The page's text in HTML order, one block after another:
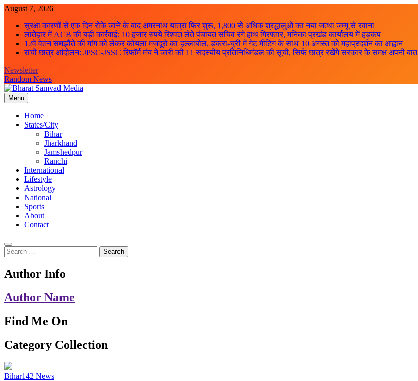
Skip
content
August 7, 2026
सुरक्षा कारणों से एक दिन रोके जाने के बाद अमरनाथ यात्रा फिर शुरू, 1,800 से अधिक श्रद्धालुओं का नया जत्था जम्मू से रवाना
लातेहार में ACB की बड़ी कार्रवाई: 10 हजार रुपये रिश्वत लेते पंचायत सचिव रंगे हाथ गिरफ्तार, मनिका प्रखंड कार्यालय में हड़कंप
12वें वेतन समझौते की मांग को लेकर कोयला मजदूरों का हल्लाबोल, डकरा-चुरी में गेट मीटिंग के साथ 10 अगस्त को महाप्रदर्शन का आह्वान
रांची छात्र आंदोलन: JPSC-JSSC रिफॉर्म मंच ने जारी की 11 सदस्यीय प्रतिनिधिमंडल की सूची, सिर्फ छात्र रखेंगे सरकार के समक्ष अपनी बात
Newsletter
Random News
Bharat Samvad Media
Menu
Home
States/City
Bihar
Jharkhand
Jamshedpur
Ranchi
International
Lifestyle
Astrology
National
Sports
About
Contact
Search
for:
Author Info
Author Name
Find Me On
Category Collection
Bihar142 News